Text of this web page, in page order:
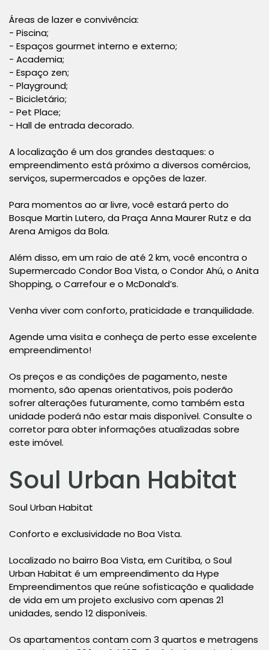
Áreas de lazer e convivência:
- Piscina;
- Espaços gourmet interno e externo;
- Academia;
- Espaço zen;
- Playground;
- Bicicletário;
- Pet Place;
- Hall de entrada decorado.
A localização é um dos grandes destaques: o
empreendimento está próximo a diversos comércios,
serviços, supermercados e opções de lazer.
Para momentos ao ar livre, você estará perto do
Bosque Martin Lutero, da Praça Anna Maurer Rutz e da
Arena Amigos da Bola.
Além disso, em um raio de até 2 km, você encontra o
Supermercado Condor Boa Vista, o Condor Ahú, o Anita
Shopping, o Carrefour e o McDonald’s.
Venha viver com conforto, praticidade e tranquilidade.
Agende uma visita e conheça de perto esse excelente
empreendimento!
Os preços e as condições de pagamento, neste
momento, são apenas orientativos, pois poderão
sofrer alterações futuramente, como também esta
unidade poderá não estar mais disponível. Consulte o
corretor para obter informações atualizadas sobre
este imóvel.
Soul Urban Habitat
Soul Urban Habitat
Conforto e exclusividade no Boa Vista.
Localizado no bairro Boa Vista, em Curitiba, o Soul
Urban Habitat é um empreendimento da Hype
Empreendimentos que reúne sofisticação e qualidade
de vida em um projeto exclusivo com apenas 21
unidades, sendo 12 disponíveis.
Os apartamentos contam com 3 quartos e metragens